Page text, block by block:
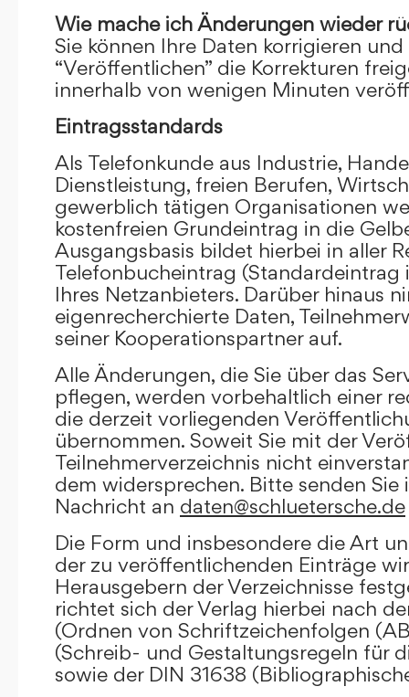
Wie mache ich Änderungen wieder
Sie können Ihre Daten korrigieren
“Veröffentlichen” die Korrekturen
innerhalb von wenigen Minuten
Eintragsstandards
Als Telefonkunde aus Industrie,
Dienstleistung, freien Berufen,
gewerblich tätigen Organisationen
kostenfreien Grundeintrag in die
Ausgangsbasis bildet hierbei in aller
Telefonbucheintrag (Standardeintrag
Ihres Netzanbieters. Darüber hinaus
eigenrecherchierte Daten,
seiner Kooperationspartner auf.
Alle Änderungen, die Sie über das
pflegen, werden vorbehaltlich einer
die derzeit vorliegenden
übernommen. Soweit Sie mit der
Teilnehmerverzeichnis nicht
dem widersprechen. Bitte senden Sie
Nachricht an daten@schluetersche.de
Die Form und insbesondere die Art
der zu veröffentlichenden Einträge
Herausgebern der Verzeichnisse
richtet sich der Verlag hierbei nach
(Ordnen von Schriftzeichenfolgen
(Schreib- und Gestaltungsregeln für
sowie der DIN 31638